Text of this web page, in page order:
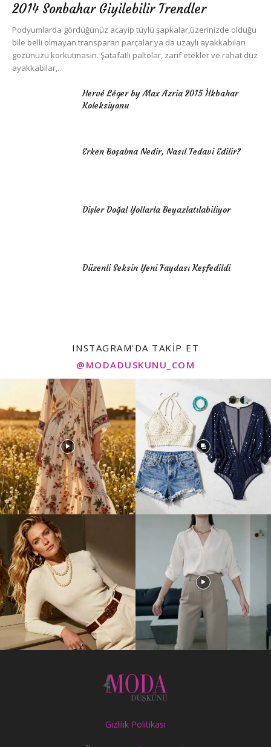
2014 Sonbahar Giyilebilir Trendler
Podyumlarda gördüğünüz acayip tüylü şapkalar,üzerinizde olduğu
bile belli olmayan transparan parçalar ya da uzaylı ayakkabıları
gözünüzü korkutmasın. Şatafatlı paltolar, zarif etekler ve rahat düz
ayakkabılar,...
Hervé Léger by Max Azria 2015 İlkbahar
Koleksiyonu
Erken Boşalma Nedir, Nasıl Tedavi Edilir?
Dişler Doğal Yollarla Beyazlatılabiliyor
Düzenli Seksin Yeni Faydası Keşfedildi
INSTAGRAM'DA TAKIP ET
@MODADUSKUNU_COM
Gizlilik Politikası